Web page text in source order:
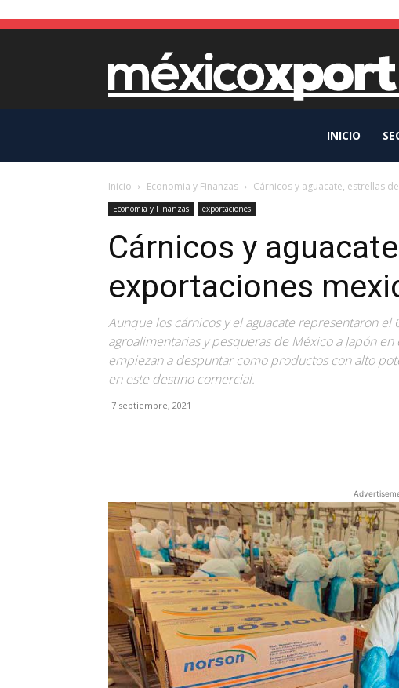
INICIO
Inicio Economia y Finanzas Cárnicos y aguacate, estrellas
Economia y Finanzas exportaciones
Cárnicos y
exportaciones
Aunque los cárnicos y el aguacate representaron
agroalimentarias y pesqueras de México a Japón
empiezan a despuntar como productos con alto
en este destino comercial.
7 septiembre, 2021